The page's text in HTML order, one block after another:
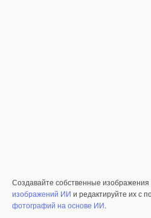
Создавайте собственные
изображений ИИ и редактируйте их с
фотографий на основе ИИ.